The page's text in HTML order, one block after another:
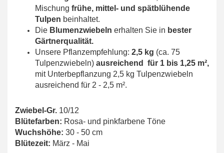
Mischung frühe, mittel- und spätblühende
Tulpen beinhaltet.
Die Blumenzwiebeln erhalten Sie in bester
Gärtnerqualität.
Unsere Pflanzempfehlung: 2,5 kg (ca. 75
Tulpenzwiebeln) ausreichend für 1 bis 1,25 m²,
mit Unterbepflanzung 2,5 kg Tulpenzwiebeln
ausreichend für 2 - 2,5 m².
Zwiebel-Gr. 10/12
Blütefarben: Rosa- und pinkfarbene Töne
Wuchshöhe: 30 - 50 cm
Blütezeit: März - Mai